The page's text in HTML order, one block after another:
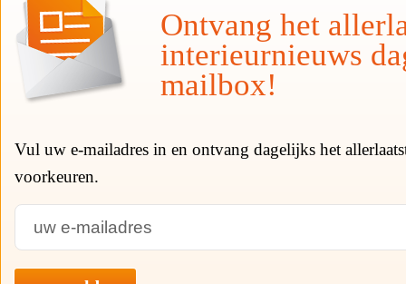
Ontvang het
interieurnieuws
mailbox!
Vul uw e-mailadres in en ontvang dagelijks het
voorkeuren.